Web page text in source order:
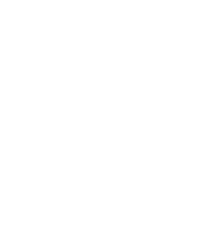
WhatsApp bericht,
opent in nieuw
LinkedIn, opent in